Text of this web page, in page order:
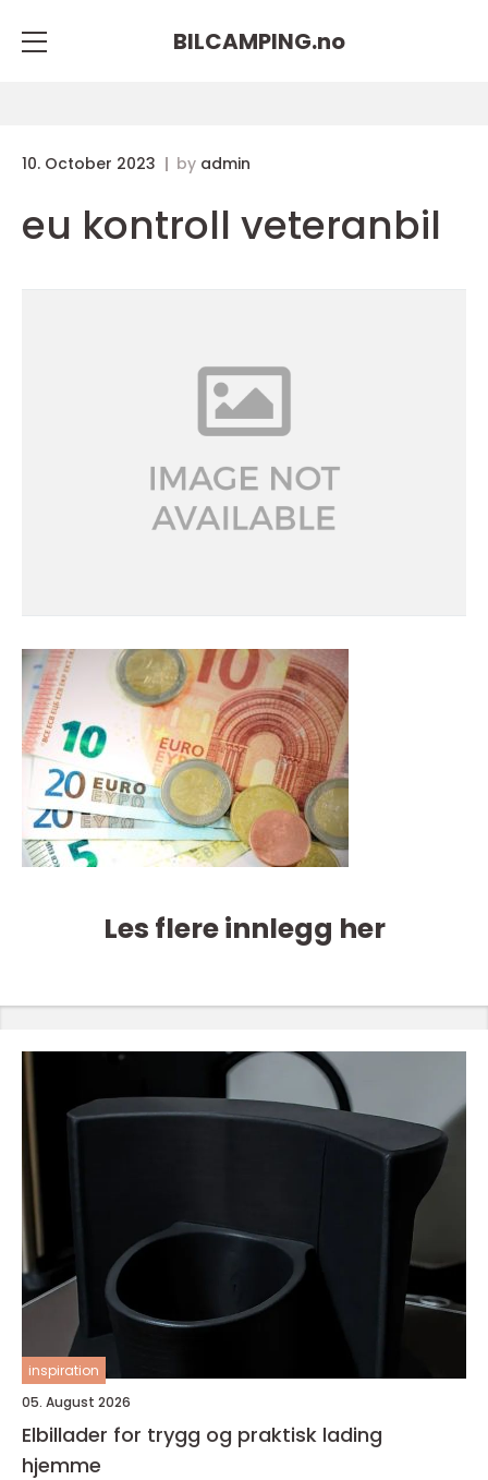
BILCAMPING.no
10. October 2023 by admin
eu kontroll veteranbil
Les flere innlegg her
inspiration
05. August 2026
Elbillader for trygg og praktisk lading
hjemme